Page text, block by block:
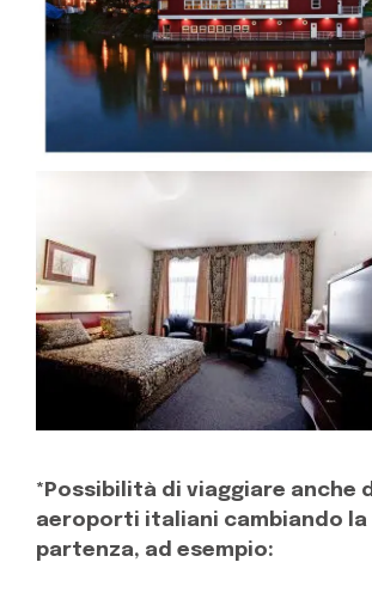
*Possibilità di viaggiare anche
aeroporti italiani cambiando
partenza, ad esempio: